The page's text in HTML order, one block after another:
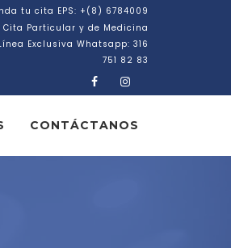
tu cita EPS: +(8) 6784009
Cita Particular y de Medicina
Exclusiva Whatsapp: 316
751 82 83
CONTÁCTANOS